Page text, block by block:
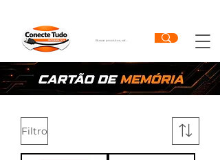
Filtro